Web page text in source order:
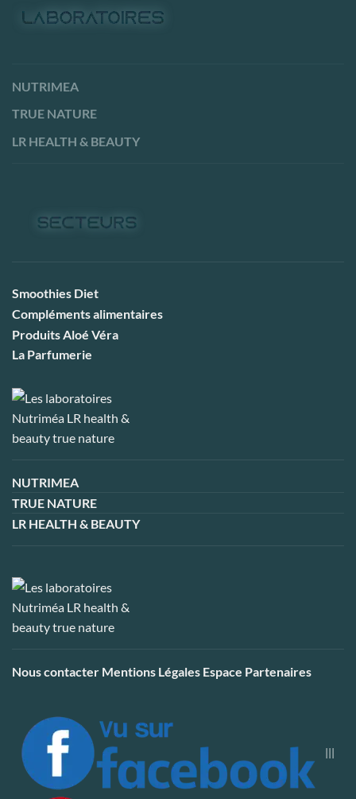
NUTRIMEA
TRUE NATURE
LR HEALTH & BEAUTY
Smoothies Diet
Compléments alimentaires
Produits Aloé Véra
La Parfumerie
NUTRIMEA
TRUE NATURE
LR HEALTH & BEAUTY
Nous contacter Mentions Légales Espace Partenaires
|||